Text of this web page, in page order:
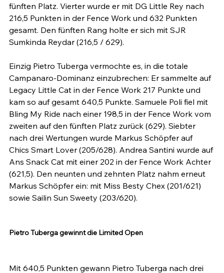
fünften Platz. Vierter wurde er mit DG Little Rey nach
216,5 Punkten in der Fence Work und 632 Punkten
gesamt. Den fünften Rang holte er sich mit SJR
Sumkinda Reydar (216,5 / 629).
Einzig Pietro Tuberga vermochte es, in die totale
Campanaro-Dominanz einzubrechen: Er sammelte auf
Legacy Little Cat in der Fence Work 217 Punkte und
kam so auf gesamt 640,5 Punkte. Samuele Poli fiel mit
Bling My Ride nach einer 198,5 in der Fence Work vom
zweiten auf den fünften Platz zurück (629). Siebter
nach drei Wertungen wurde Markus Schöpfer auf
Chics Smart Lover (205/628). Andrea Santini wurde auf
Ans Snack Cat mit einer 202 in der Fence Work Achter
(621,5). Den neunten und zehnten Platz nahm erneut
Markus Schöpfer ein: mit Miss Besty Chex (201/621)
sowie Sailin Sun Sweety (203/620).
Pietro Tuberga gewinnt die Limited Open
Mit 640,5 Punkten gewann Pietro Tuberga nach drei